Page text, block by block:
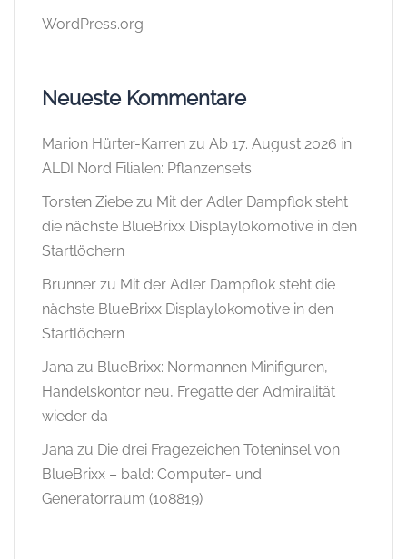
WordPress.org
Neueste Kommentare
Marion Hürter-Karren zu Ab 17. August 2026 in
ALDI Nord Filialen: Pflanzensets
Torsten Ziebe zu Mit der Adler Dampflok steht
die nächste BlueBrixx Displaylokomotive in den
Startlöchern
Brunner zu Mit der Adler Dampflok steht die
nächste BlueBrixx Displaylokomotive in den
Startlöchern
Jana zu BlueBrixx: Normannen Minifiguren,
Handelskontor neu, Fregatte der Admiralität
wieder da
Jana zu Die drei Fragezeichen Toteninsel von
BlueBrixx – bald: Computer- und
Generatorraum (108819)